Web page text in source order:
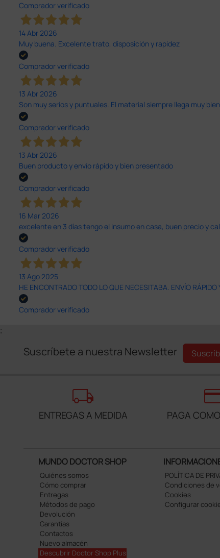
Comprador verificado
14 Abr 2026
Muy buena. Excelente trato, disposición y rapidez
Comprador verificado
13 Abr 2026
Son muy serios y puntuales. El material siempre llega muy
Comprador verificado
13 Abr 2026
Buen producto y envío rápido y bien presentado
Comprador verificado
16 Mar 2026
excelente en 3 días tengo el insumo en casa, buen precio y
Comprador verificado
13 Ago 2025
HE ENCONTRADO TODO LO QUE NECESITABA. ENVÍO
Comprador verificado
;
Suscríbete a nuestra Newsletter
local_shipping
ENTREGAS A MEDIDA PAGA
MUNDO DOCTOR SHOP
Quiénes somos
Cómo comprar
Entregas
Métodos de pago
Devolución
Garantías
Contactos
Nuevo almacén
Descubrir Doctor Shop Plus
POLÍTICA DE
Condiciones de
Cookies
Configurar